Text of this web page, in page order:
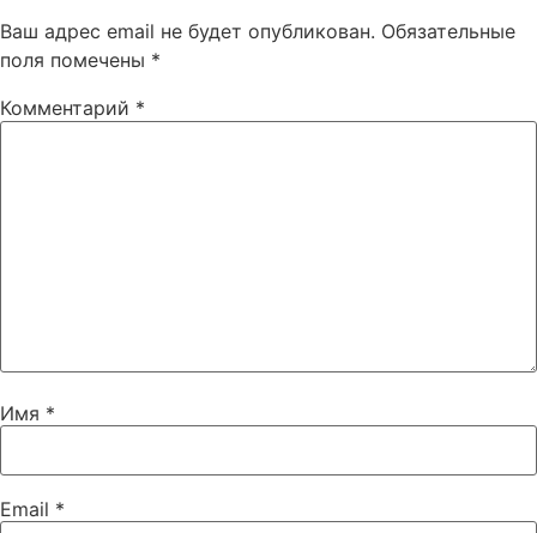
Ваш адрес email не будет опубликован. Обязательные
поля помечены *
Комментарий *
Имя *
Email *